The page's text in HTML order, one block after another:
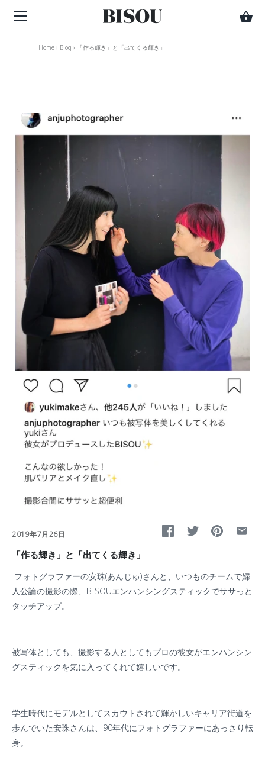
Home › Blog › 「作る輝き」と「出てくる輝き」
2019年7月26日
「作る輝き」と「出てくる輝き」
フォトグラファーの安珠(あんじゅ)さんと、いつものチームで婦
人公論の撮影の際、 BISOUエンハンシングスティックでササっと
タッチアップ。
被写体としても、撮影する人としてもプロの彼女がエンハンシン
グスティックを気に入ってくれて嬉しいです。
学生時代にモデルとしてスカウトされて輝かしいキャリア街道を
歩んでいた安珠さんは、 90年代にフォトグラファーにあっさり転
身。